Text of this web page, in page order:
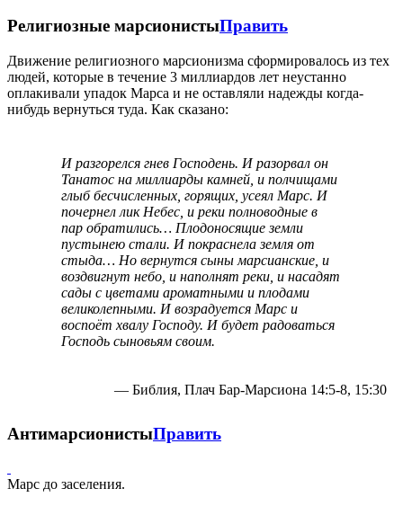
Религиозные марсионистыПравить
Движение религиозного марсионизма сформировалось из тех
людей, которые в течение 3 миллиардов лет неустанно
оплакивали упадок Марса и не оставляли надежды когда-
нибудь вернуться туда. Как сказано:
И разгорелся гнев Господень. И разорвал он
Танатос на миллиарды камней, и полчищами
глыб бесчисленных, горящих, усеял Марс. И
почернел лик Небес, и реки полноводные в
пар обратились… Плодоносящие земли
пустынею стали. И покраснела земля от
стыда… Но вернутся сыны марсианские, и
воздвигнут небо, и наполнят реки, и насадят
сады с цветами ароматными и плодами
великолепными. И возрадуется Марс и
воспоёт хвалу Господу. И будет радоваться
Господь сыновьям своим.
— Библия, Плач Бар-Марсиона 14:5-8, 15:30
АнтимарсионистыПравить
Марс до заселения.